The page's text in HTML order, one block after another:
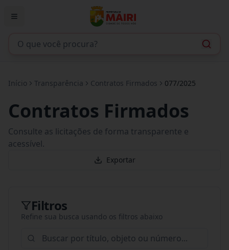
Início Transparência Contratos Firmados 077/2025
Contratos Firmados
Consulte as licitações de forma transparente e
acessível.
Exportar
Filtros
Refine sua busca usando os filtros abaixo